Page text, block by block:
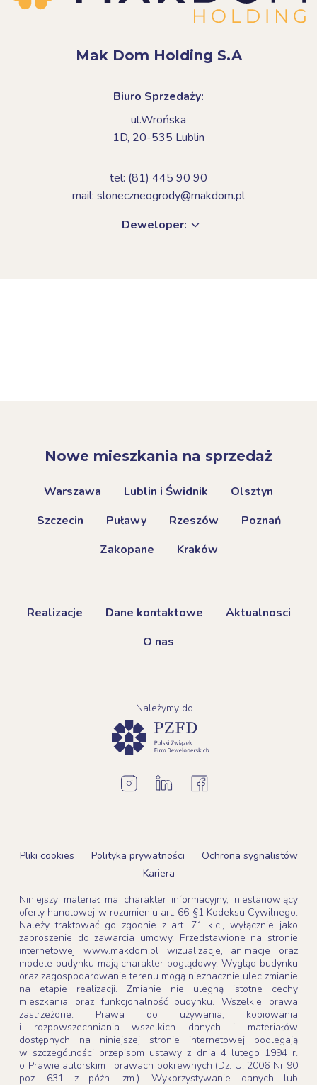
Mak Dom Holding S.A
Biuro Sprzedaży:
ul.Wrońska
1D, 20-535 Lublin
tel: (81) 445 90 90
mail: sloneczneogrody@makdom.pl
Deweloper:
Nowe mieszkania na sprzedaż
Warszawa Lublin i Świdnik
Olsztyn
Szczecin
Puławy Rzeszów
Poznań
Zakopane
Kraków
Realizacje Dane kontaktowe
Aktualnosci
O nas
Należymy do
Pliki cookies Polityka prywatności
Ochrona sygnalistów
Kariera
Niniejszy materiał ma charakter informacyjny, niestanowiący
oferty handlowej w rozumieniu art. 66 §1 Kodeksu Cywilnego.
Należy traktować go zgodnie z art. 71 k.c., wyłącznie jako
zaproszenie do zawarcia umowy. Przedstawione na stronie
internetowej www.makdom.pl wizualizacje, animacje oraz
modele budynku mają charakter poglądowy. Wygląd budynku
oraz zagospodarowanie terenu mogą nieznacznie ulec zmianie
na etapie realizacji. Zmianie nie ulegną istotne cechy
mieszkania oraz funkcjonalność budynku. Wszelkie prawa
zastrzeżone. Prawa do używania, kopiowania
i rozpowszechniania wszelkich danych i materiałów
dostępnych na niniejszej stronie internetowej podlegają
w szczególności przepisom ustawy z dnia 4 lutego 1994 r.
o Prawie autorskim i prawach pokrewnych (Dz. U. 2006 Nr 90
poz. 631 z późn. zm.). Wykorzystywanie danych lub